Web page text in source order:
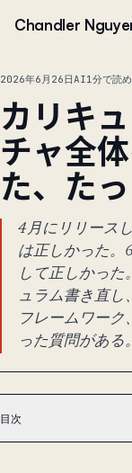
Chandler
2026年6月26日AI1分で読
カリキ
チャ全
た、た
4月にリリース
は正しかった。
して正しかった
ュラム書き直し
フレームワーク
った質問がある。
目次